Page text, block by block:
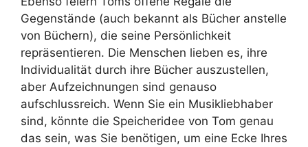
Gegenstände (auch bekannt als Bücher anstelle
von Büchern), die seine Persönlichkeit
repräsentieren. Die Menschen lieben es, ihre
Individualität durch ihre Bücher auszustellen,
aber Aufzeichnungen sind genauso
aufschlussreich. Wenn Sie ein Musikliebhaber
sind, könnte die Speicheridee von Tom genau
das sein, was Sie benötigen, um eine Ecke Ihres